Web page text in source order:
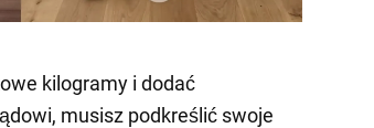
kilogramy i dodać
musisz podkreślić swoje